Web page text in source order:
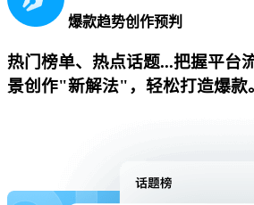
爆款趋势创作预判
热门榜单、热点话题...把握平台
景创作"新解法"，轻松打造爆款